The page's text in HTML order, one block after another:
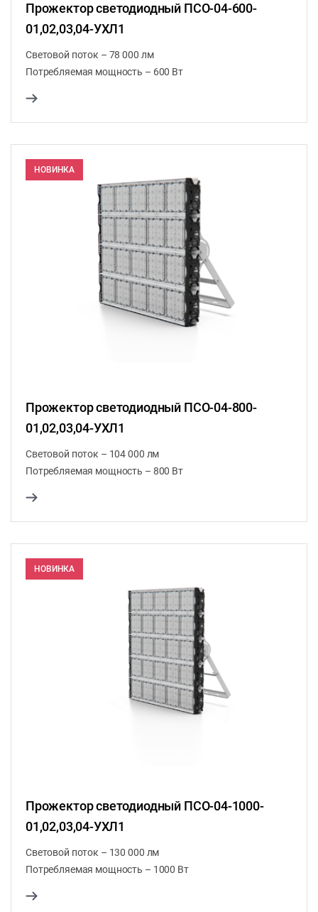
Прожектор светодиодный ПСО-04-600-
01,02,03,04-УХЛ1
Световой поток – 78 000 лм
Потребляемая мощность – 600 Вт
НОВИНКА
Прожектор светодиодный ПСО-04-800-
01,02,03,04-УХЛ1
Световой поток – 104 000 лм
Потребляемая мощность – 800 Вт
НОВИНКА
Прожектор светодиодный ПСО-04-1000-
01,02,03,04-УХЛ1
Световой поток – 130 000 лм
Потребляемая мощность – 1000 Вт